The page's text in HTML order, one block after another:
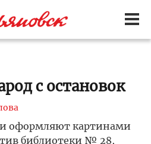
с остановок
оформляют картинами
библиотеки № 28,